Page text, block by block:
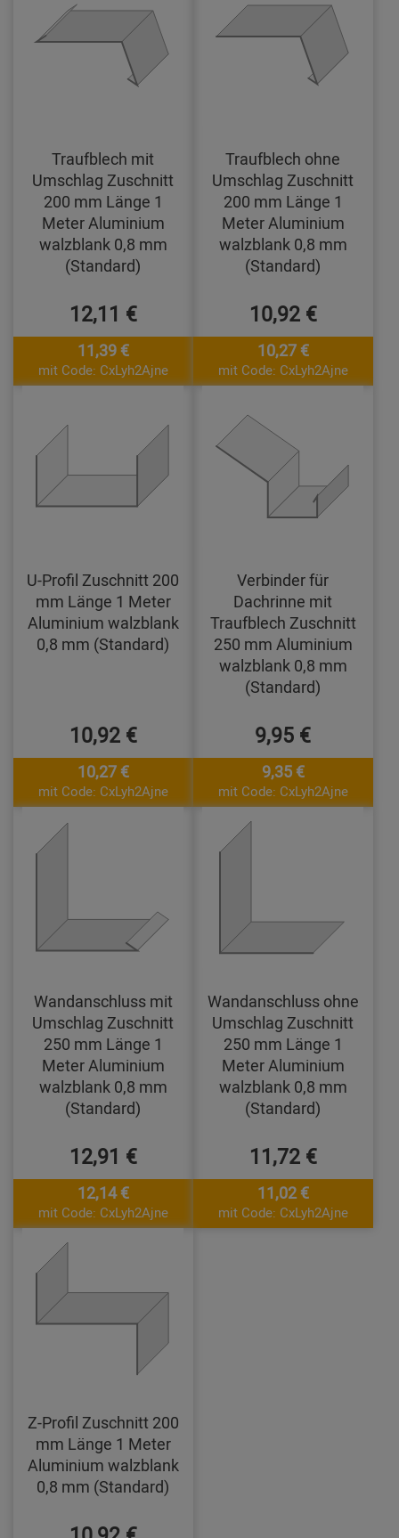
Traufblech mit
Umschlag Zuschnitt
200 mm Länge 1
Meter Aluminium
walzblank 0,8 mm
(Standard)
12,11 €
11,39 €
mit Code: CxLyh2Ajne
Traufblech ohne
Umschlag Zuschnitt
200 mm Länge 1
Meter Aluminium
walzblank 0,8 mm
(Standard)
10,92 €
10,27 €
mit Code: CxLyh2Ajne
U-Profil Zuschnitt 200
mm Länge 1 Meter
Aluminium walzblank
0,8 mm (Standard)
10,92 €
10,27 €
mit Code: CxLyh2Ajne
Verbinder für
Dachrinne mit
Traufblech Zuschnitt
250 mm Aluminium
walzblank 0,8 mm
(Standard)
9,95 €
9,35 €
mit Code: CxLyh2Ajne
Wandanschluss mit
Umschlag Zuschnitt
250 mm Länge 1
Meter Aluminium
walzblank 0,8 mm
(Standard)
12,91 €
12,14 €
mit Code: CxLyh2Ajne
Wandanschluss ohne
Umschlag Zuschnitt
250 mm Länge 1
Meter Aluminium
walzblank 0,8 mm
(Standard)
11,72 €
11,02 €
mit Code: CxLyh2Ajne
Z-Profil Zuschnitt 200
mm Länge 1 Meter
Aluminium walzblank
0,8 mm (Standard)